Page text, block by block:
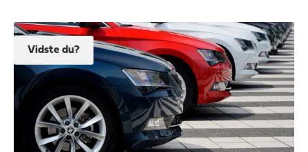
Vidste du?